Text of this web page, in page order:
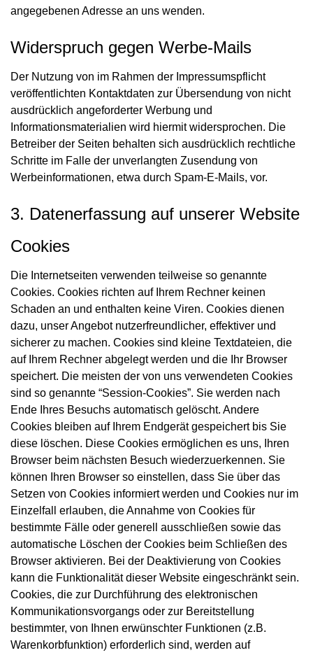
angegebenen Adresse an uns wenden.
Widerspruch gegen Werbe-Mails
Der Nutzung von im Rahmen der Impressumspflicht
veröffentlichten Kontaktdaten zur Übersendung von nicht
ausdrücklich angeforderter Werbung und
Informationsmaterialien wird hiermit widersprochen. Die
Betreiber der Seiten behalten sich ausdrücklich rechtliche
Schritte im Falle der unverlangten Zusendung von
Werbeinformationen, etwa durch Spam-E-Mails, vor.
3. Datenerfassung auf unserer Website
Cookies
Die Internetseiten verwenden teilweise so genannte
Cookies. Cookies richten auf Ihrem Rechner keinen
Schaden an und enthalten keine Viren. Cookies dienen
dazu, unser Angebot nutzerfreundlicher, effektiver und
sicherer zu machen. Cookies sind kleine Textdateien, die
auf Ihrem Rechner abgelegt werden und die Ihr Browser
speichert. Die meisten der von uns verwendeten Cookies
sind so genannte “Session-Cookies”. Sie werden nach
Ende Ihres Besuchs automatisch gelöscht. Andere
Cookies bleiben auf Ihrem Endgerät gespeichert bis Sie
diese löschen. Diese Cookies ermöglichen es uns, Ihren
Browser beim nächsten Besuch wiederzuerkennen. Sie
können Ihren Browser so einstellen, dass Sie über das
Setzen von Cookies informiert werden und Cookies nur im
Einzelfall erlauben, die Annahme von Cookies für
bestimmte Fälle oder generell ausschließen sowie das
automatische Löschen der Cookies beim Schließen des
Browser aktivieren. Bei der Deaktivierung von Cookies
kann die Funktionalität dieser Website eingeschränkt sein.
Cookies, die zur Durchführung des elektronischen
Kommunikationsvorgangs oder zur Bereitstellung
bestimmter, von Ihnen erwünschter Funktionen (z.B.
Warenkorbfunktion) erforderlich sind, werden auf